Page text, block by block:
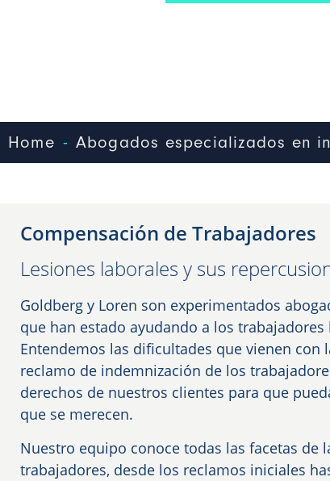
Home - Abogados especializados en
Compensación de Trabajadores
Lesiones laborales y sus
Goldberg y Loren son experimentados
que han estado ayudando a los
Entendemos las dificultades que vienen con
reclamo de indemnización de los
derechos de nuestros clientes para que
que se merecen.
Nuestro equipo conoce todas las facetas de
trabajadores, desde los reclamos iniciales